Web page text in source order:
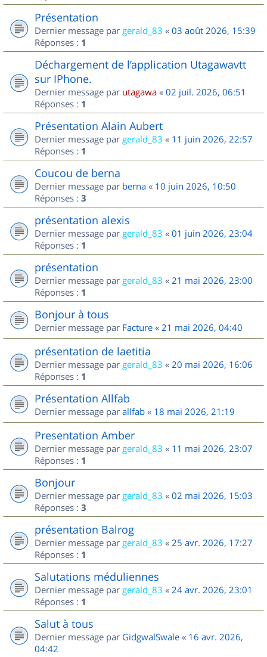
Présentation
Dernier message par gerald_83 « 03 août 2026, 15:39
Réponses : 1
Déchargement de l’application Utagawavtt
sur IPhone.
Dernier message par utagawa « 02 juil. 2026, 06:51
Réponses : 1
Présentation Alain Aubert
Dernier message par gerald_83 « 11 juin 2026, 22:57
Réponses : 1
Coucou de berna
Dernier message par berna « 10 juin 2026, 10:50
Réponses : 3
présentation alexis
Dernier message par gerald_83 « 01 juin 2026, 23:04
Réponses : 1
présentation
Dernier message par gerald_83 « 21 mai 2026, 23:00
Réponses : 1
Bonjour à tous
Dernier message par Facture « 21 mai 2026, 04:40
présentation de laetitia
Dernier message par gerald_83 « 20 mai 2026, 16:06
Réponses : 1
Présentation Allfab
Dernier message par allfab « 18 mai 2026, 21:19
Presentation Amber
Dernier message par gerald_83 « 11 mai 2026, 23:07
Réponses : 1
Bonjour
Dernier message par gerald_83 « 02 mai 2026, 15:03
Réponses : 3
présentation Balrog
Dernier message par gerald_83 « 25 avr. 2026, 17:27
Réponses : 1
Salutations méduliennes
Dernier message par gerald_83 « 24 avr. 2026, 23:01
Réponses : 1
Salut à tous
Dernier message par GidgwalSwale « 16 avr. 2026,
04:42